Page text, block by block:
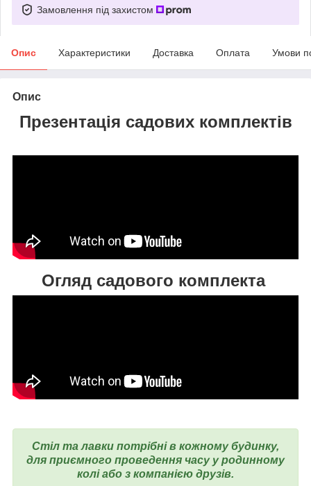
Замовлення під захистом
Опис Характеристики Доставка Оплата Умови
Опис
Презентація садових комплектів
Огляд садового комплекта
Стіл та лавки потрібні в кожному будинку,
для приємного проведення часу у родинному
колі або з компанією друзів.